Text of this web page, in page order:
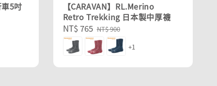
5吋
【CARAVAN】RL.Merino
Retro Trekking 日本製中厚襪
Sale
price
NT$ 765 Regular
price
NT$ 900
+1